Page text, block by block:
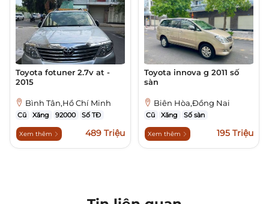
Toyota fotuner 2.7v at -
2015
Bình Tân,Hồ Chí Minh
Cũ Xăng 92000 Số TĐ
Xem thêm 489 Triệu
Toyota innova g 2011 số
sàn
Biên Hòa,Đồng Nai
Cũ Xăng Số sàn
Xem thêm 195 Triệu